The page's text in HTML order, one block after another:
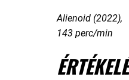
Alienoid (2022),
143 perc/min